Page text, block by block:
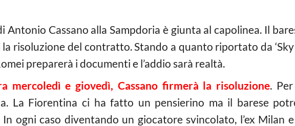
Antonio Cassano alla Sampdoria è giunta al capolinea. Il
risoluzione del contratto. Stando a quanto riportato da ‘Sky
preparerà i documenti e l’addio sarà realtà.
mercoledì e giovedì, Cassano firmerà la risoluzione.
La Fiorentina ci ha fatto un pensierino ma il barese
ogni caso diventando un giocatore svincolato, l’ex Milan